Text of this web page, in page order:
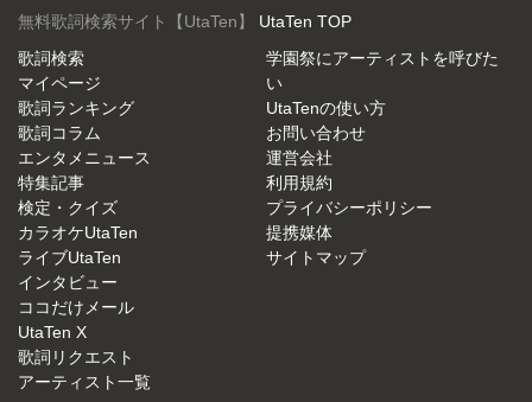
無料歌詞検索サイト【UtaTen】 UtaTen TOP
歌詞検索
マイページ
歌詞ランキング
歌詞コラム
エンタメニュース
特集記事
検定・クイズ
カラオケUtaTen
ライブUtaTen
インタビュー
ココだけメール
UtaTen X
歌詞リクエスト
アーティスト一覧
学園祭にアーティストを呼びた
い
UtaTenの使い方
お問い合わせ
運営会社
利用規約
プライバシーポリシー
提携媒体
サイトマップ